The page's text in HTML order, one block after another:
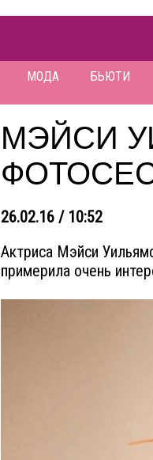
МОДА БЬЮТИ
МЭЙСИ
26.02.16 / 10:52
Актриса Мэйси
примерила очень